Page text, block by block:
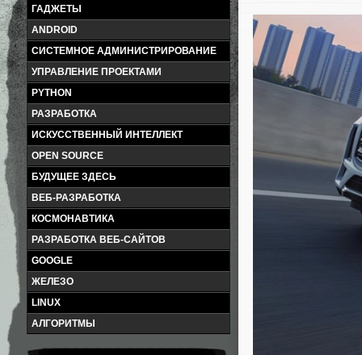
ГАДЖЕТЫ
ANDROID
СИСТЕМНОЕ АДМИНИСТРИРОВАНИЕ
УПРАВЛЕНИЕ ПРОЕКТАМИ
PYTHON
РАЗРАБОТКА
ИСКУССТВЕННЫЙ ИНТЕЛЛЕКТ
OPEN SOURCE
БУДУЩЕЕ ЗДЕСЬ
ВЕБ-РАЗРАБОТКА
КОСМОНАВТИКА
РАЗРАБОТКА ВЕБ-САЙТОВ
GOOGLE
ЖЕЛЕЗО
LINUX
АЛГОРИТМЫ